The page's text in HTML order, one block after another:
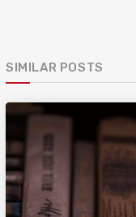
SIMILAR POSTS